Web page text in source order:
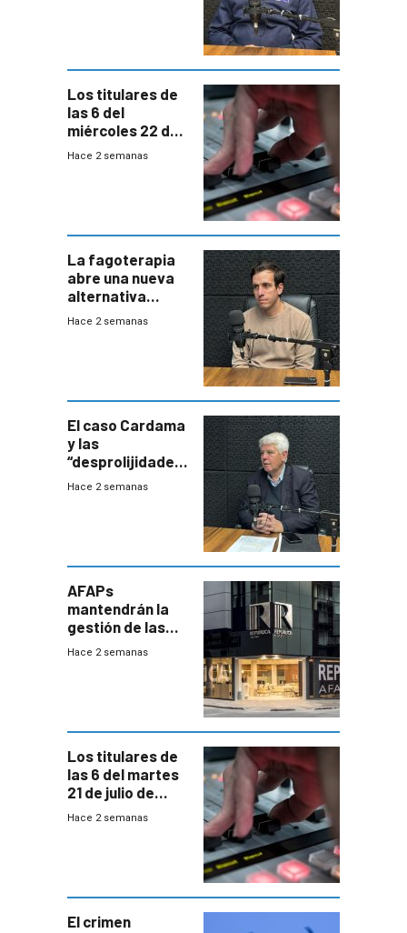
Los titulares de
las 6 del
miércoles 22 de
julio de 2026
Hace 2 semanas
La fagoterapia
abre una nueva
alternativa
contra bacterias
innovadora
Hace 2 semanas
El caso Cardama
y las
“desprolijidades”
que la
Hace 2 semanas
AFAPs
mantendrán la
gestión de las
cuentas
Hace 2 semanas
Los titulares de
las 6 del martes
21 de julio de
2026
Hace 2 semanas
El crimen